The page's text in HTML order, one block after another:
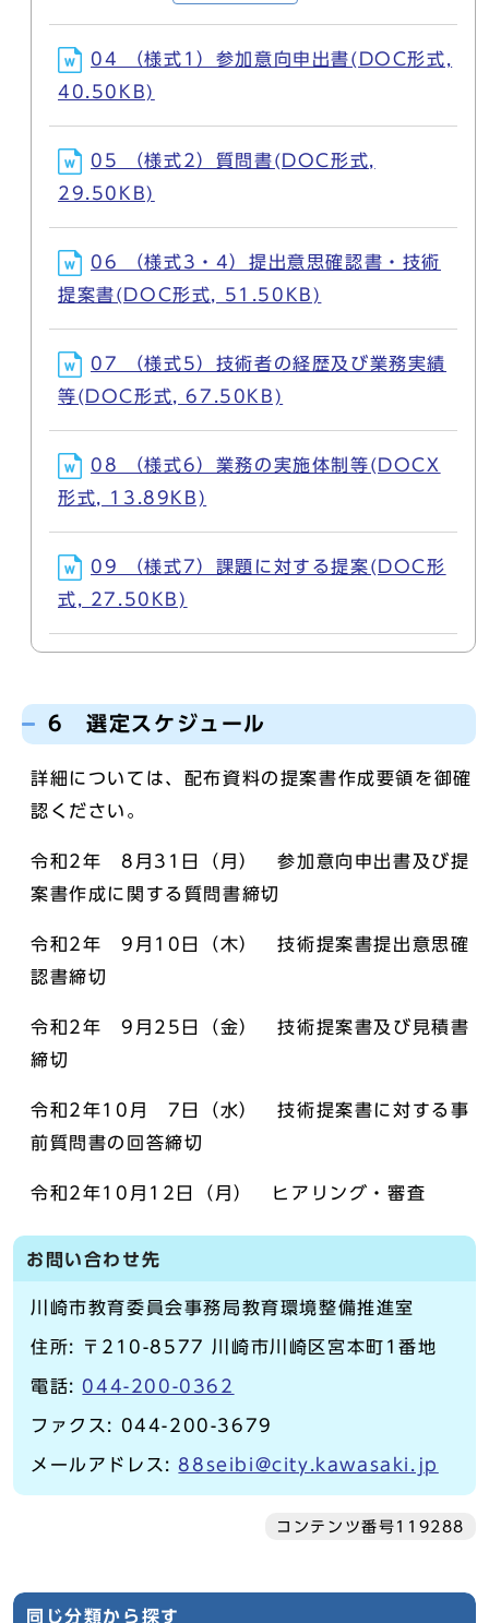
04 （様式1）参加意向申出書(DOC形式,
40.50KB)
05 （様式2）質問書(DOC形式,
29.50KB)
06 （様式3・4）提出意思確認書・技術
提案書(DOC形式, 51.50KB)
07 （様式5）技術者の経歴及び業務実績
等(DOC形式, 67.50KB)
08 （様式6）業務の実施体制等(DOCX
形式, 13.89KB)
09 （様式7）課題に対する提案(DOC形
式, 27.50KB)
6 選定スケジュール
詳細については、配布資料の提案書作成要領を御確
認ください。
令和2年 8月31日（月） 参加意向申出書及び提
案書作成に関する質問書締切
令和2年 9月10日（木） 技術提案書提出意思確
認書締切
令和2年 9月25日（金） 技術提案書及び見積書
締切
令和2年10月 7日（水） 技術提案書に対する事
前質問書の回答締切
令和2年10月12日（月） ヒアリング・審査
お問い合わせ先
川崎市教育委員会事務局教育環境整備推進室
住所: 〒210-8577 川崎市川崎区宮本町1番地
電話: 044-200-0362
ファクス: 044-200-3679
メールアドレス:88seibi@city.kawasaki.jp
コンテンツ番号119288
同じ分類から探す